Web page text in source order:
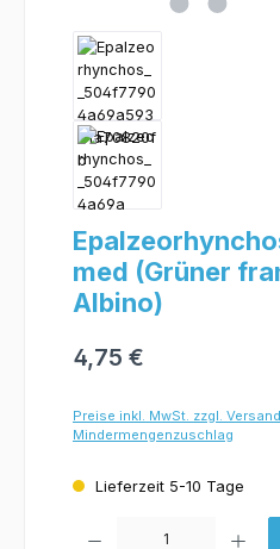
med (Grüner
Albino)
4,75 €
Preise inkl. MwSt. zzgl.
Mindermengenzuschlag
Lieferzeit 5-10 Tage